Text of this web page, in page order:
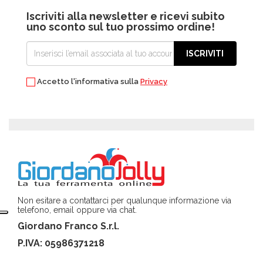
Iscriviti alla newsletter e ricevi subito
uno sconto sul tuo prossimo ordine!
ISCRIVITI
Accetto l'informativa sulla Privacy
Non esitare a contattarci per qualunque informazione via
telefono, email oppure via chat.
Giordano Franco S.r.l.
P.IVA: 05986371218